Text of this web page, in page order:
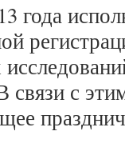
года
связи с